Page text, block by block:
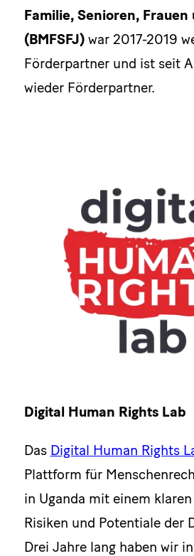
Familie, Senioren, Frauen
(BMFSFJ)war 2017-2019
Förderpartner und ist seit
wieder Förderpartner.
Digital Human Rights Lab
Das Digital Human Rights
Plattform für
in Uganda mit einem
Risiken und Potentiale der
Drei Jahre lang haben wir in